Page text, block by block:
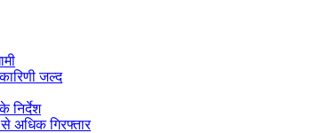
जल्द
निर्देश
अधिक गिरफ्तार